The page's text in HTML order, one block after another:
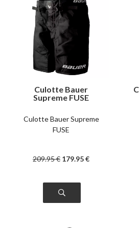
Culotte Bauer
Supreme FUSE
Culotte Bauer Supreme
FUSE
209.95€ 179.95€